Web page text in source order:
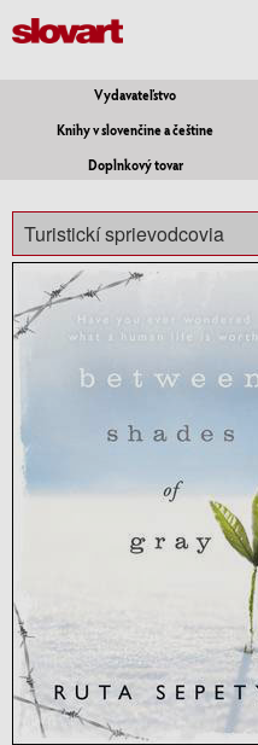
Vydavateľstvo
Knihy v slovenčine a češtine
Doplnkový tovar